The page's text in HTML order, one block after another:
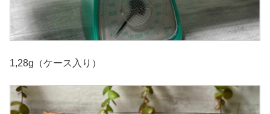
1,28g（ケース入り）